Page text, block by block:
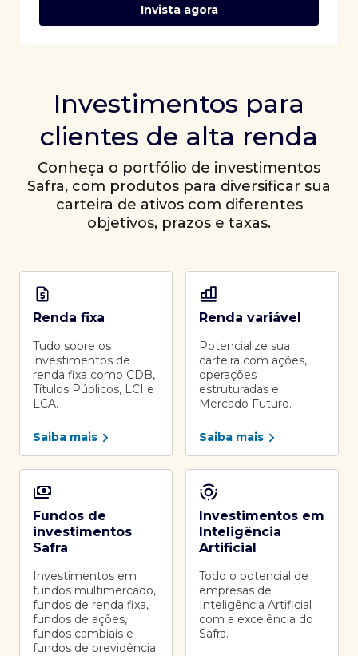
Invista agora
Investimentos para
clientes de alta renda
Conheça o portfólio de investimentos
Safra, com produtos para diversificar sua
carteira de ativos com diferentes
objetivos, prazos e taxas.
Renda fixa
Tudo sobre os
investimentos de
renda fixa como CDB,
Títulos Públicos, LCI e
LCA.
Saiba mais
Renda variável
Potencialize sua
carteira com ações,
operações
estruturadas e
Mercado Futuro.
Saiba mais
Fundos de
investimentos
Safra
Investimentos em
fundos multimercado,
fundos de renda fixa,
fundos de ações,
fundos cambiais e
fundos de previdência.
Investimentos em
Inteligência
Artificial
Todo o potencial de
empresas de
Inteligência Artificial
com a excelência do
Safra.